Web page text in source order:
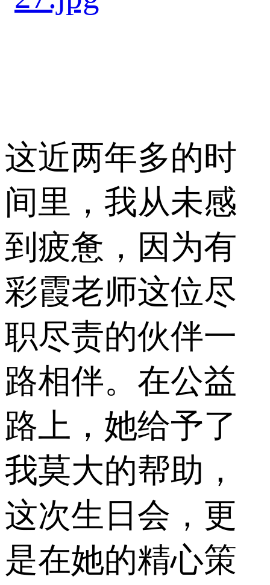
这近两年多的时
间里，我从未感
到疲惫，因为有
彩霞老师这位尽
职尽责的伙伴一
路相伴。在公益
路上，她给予了
我莫大的帮助，
这次生日会，更
是在她的精心策